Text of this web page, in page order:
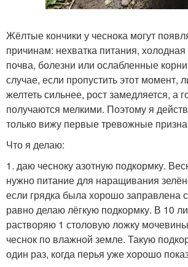
Жёлтые кончики у чеснока могут
причинам: нехватка питания, холодная
почва, болезни или ослабленные
случае, если пропустить этот момент,
желтеть сильнее, рост замедляется, а
получаются мелкими. Поэтому я
только вижу первые тревожные
Что я делаю:
1. даю чесноку азотную подкормку.
нужно питание для наращивания
если грядка была хорошо заправлена
равно делаю лёгкую подкормку. В 10
растворяю 1 столовую ложку
чеснок по влажной земле. Такую
один раз, когда перья уже хорошо